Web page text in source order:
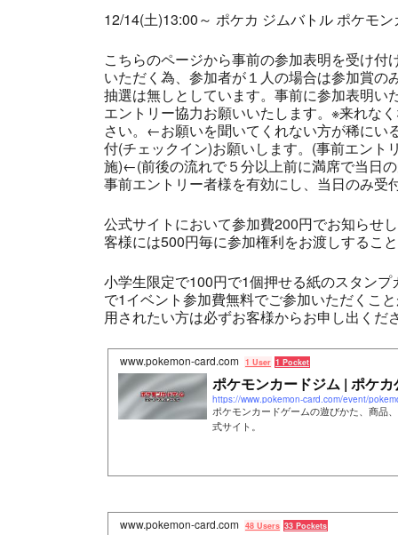
12/14(土)13:00～ ポケカ ジムバトル ポケモ
こちらのページから事前の参加表明を受け
いただく為、参加者が１人の場合は参加賞
抽選は無しとしています。事前に参加表明
エントリー協力お願いいたします。※来れな
さい。←お願いを聞いてくれない方が稀にい
付(チェックイン)お願いします。(事前エン
施)←(前後の流れで５分以上前に満席で当日
事前エントリー者様を有効にし、当日のみ受
公式サイトにおいて参加費200円でお知らせ
客様には500円毎に参加権利をお渡しするこ
小学生限定で100円で1個押せる紙のスタン
で1イベント参加費無料でご参加いただくこ
用されたい方は必ずお客様からお申し出くだ
www.pokemon-card.com 1 User 1 Pocket
ポケモンカードジム | ポケカ
https://www.pokemon-card.com/event/
ポケモンカードゲームの遊びかた、商品
式サイト。
www.pokemon-card.com 48 Users 33 Pockets